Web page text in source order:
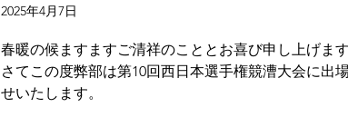
2025年4月7日
春暖の候ますますご清祥のこととお喜び申し上げます
さてこの度弊部は第10回西日本選手権競漕大会に出
せいたします。